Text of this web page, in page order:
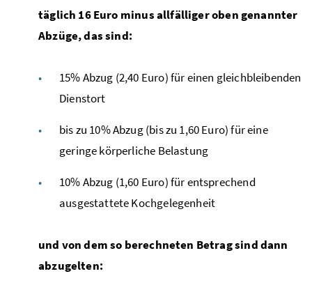
täglich 16 Euro minus allfälliger oben genannter
Abzüge, das sind:
15% Abzug (2,40 Euro) für einen gleichbleibenden
Dienstort
bis zu 10% Abzug (bis zu 1,60 Euro) für eine
geringe körperliche Belastung
10% Abzug (1,60 Euro) für entsprechend
ausgestattete Kochgelegenheit
und von dem so berechneten Betrag sind dann
abzugelten: